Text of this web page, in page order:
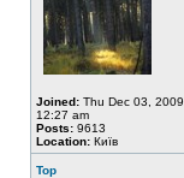
Joined: Thu Dec 03, 2009
12:27 am
Posts: 9613
Location: Київ
Top